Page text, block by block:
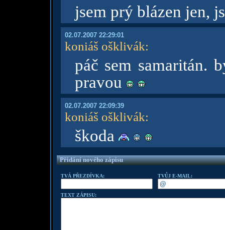
jsem prý blázen jen,
02.07.2007 22:29:01
koniáš ošklivák:
páč sem samaritán.
pravou
02.07.2007 22:09:39
koniáš ošklivák:
škoda
Přidání nového zápisu
TVÁ PŘEZDÍVKA: TVŮJ E-MAIL:
TEXT ZÁPISU: